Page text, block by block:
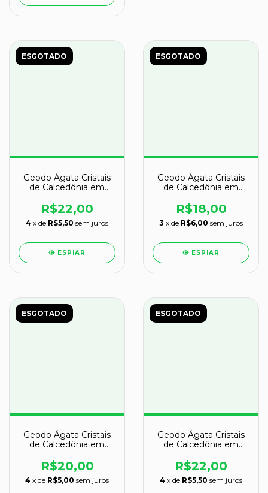
ESGOTADO
Geodo Ágata Cristais
de Calcedônia em
R$22,00
4 x de R$5,50 sem juros
ESPIAR
ESGOTADO
Geodo Ágata Cristais
de Calcedônia em
R$18,00
3 x de R$6,00 sem juros
ESPIAR
ESGOTADO
Geodo Ágata Cristais
de Calcedônia em
R$20,00
4 x de R$5,00 sem juros
ESGOTADO
Geodo Ágata Cristais
de Calcedônia em
R$22,00
4 x de R$5,50 sem juros